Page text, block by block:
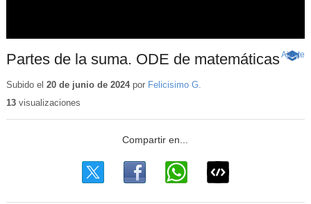
Partes de la suma. ODE de matemáticas -
Ajuste
Subido el 20 de junio de 2024por Felicisimo G.
13visualizaciones